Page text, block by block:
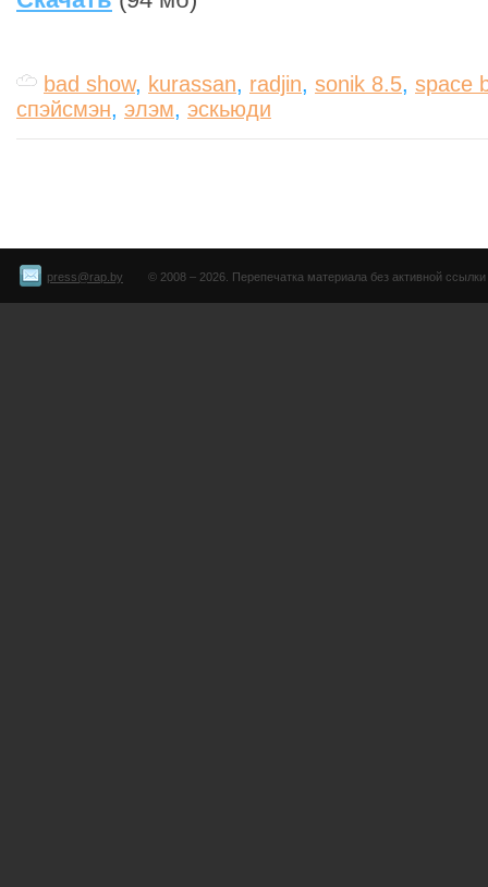
bad show, kurassan, radjin, sonik 8.5, space
спэйсмэн, элэм, эскьюди
press@rap.by © 2008 – 2026. Перепечатка материала без активной